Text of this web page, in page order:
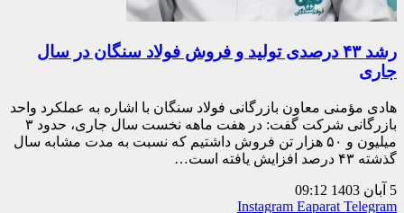
رشد ۴۳ درصدی تولید و فروش فولاد سنگان در سال
جاری
هادی مؤمنی معاون بازرگانی فولاد سنگان با اشاره به عملکرد واحد
بازرگانی شرکت گفت: در هفت ماهه نخست سال جاری، حدود ۳
میلیون و ۵۰ هزار تن فروش داشتیم که نسبت به مدت مشابه سال
گذشته ۴۳ درصد افزایش یافته است…
5 آبان 1403
09:12
Instagram Eaparat Telegram